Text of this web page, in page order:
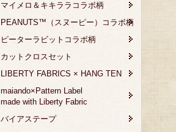
マイメロ＆キキララコラボ柄
PEANUTS™（スヌーピー）コラボ柄
ピーターラビットコラボ柄
カットクロスセット
LIBERTY FABRICS × HANG TEN
maiando×Pattern Label
made with Liberty Fabric
バイアステープ